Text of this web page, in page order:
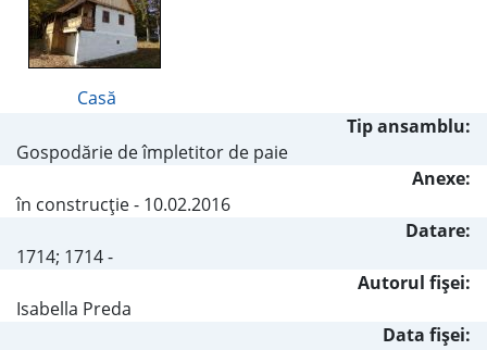
Casă
Tip ansamblu:
Gospodărie de împletitor de paie
Anexe:
în construcţie - 10.02.2016
Datare:
1714; 1714 -
Autorul fişei:
Isabella Preda
Data fișei: